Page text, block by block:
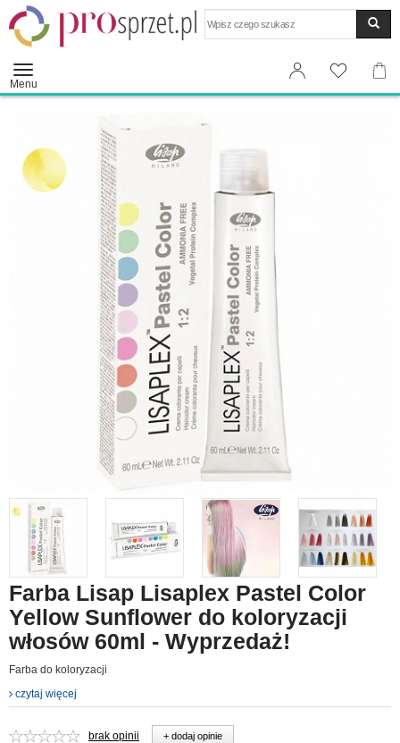
Menu
Farba Lisap Lisaplex Pastel Color
Yellow Sunflower do koloryzacji
włosów 60ml - Wyprzedaż!
Farba do koloryzacji
czytaj więcej
brak opinii + dodaj opinie